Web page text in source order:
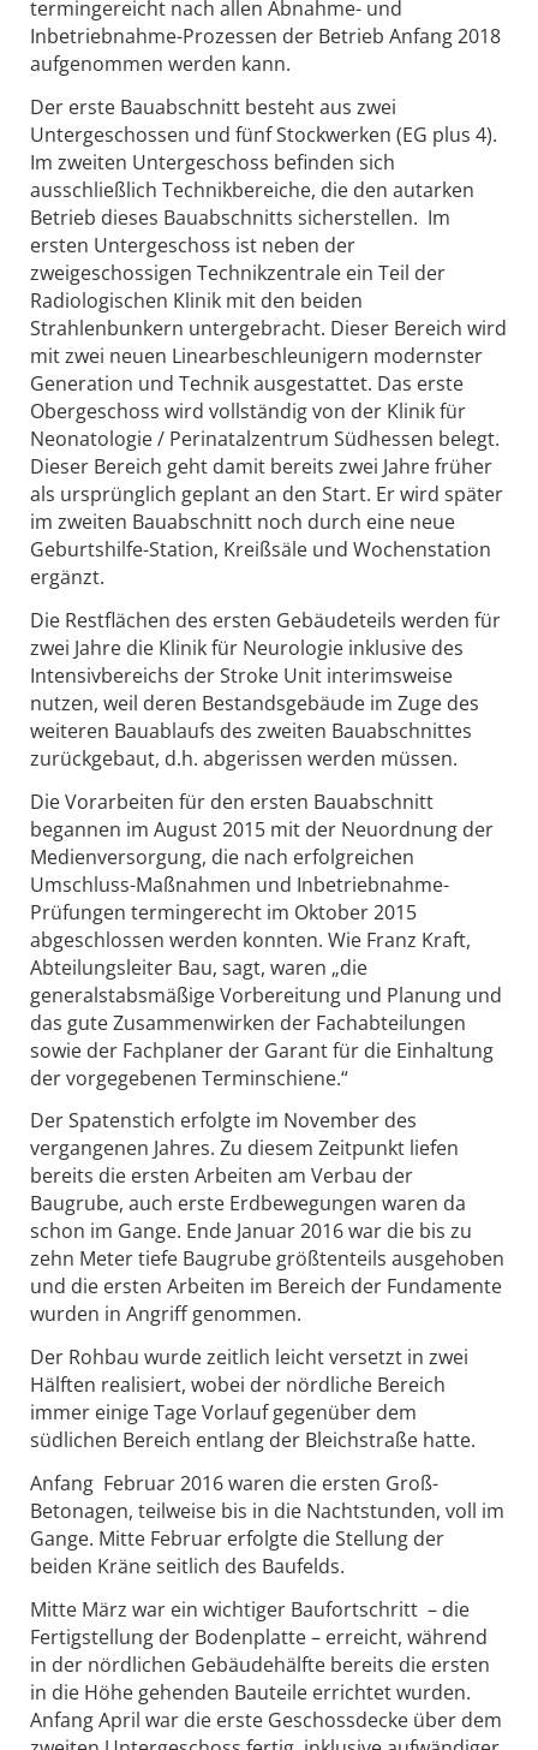
termingereicht nach allen Abnahme- und
Inbetriebnahme-Prozessen der Betrieb Anfang 2018
aufgenommen werden kann.
Der erste Bauabschnitt besteht aus zwei
Untergeschossen und fünf Stockwerken (EG plus 4).
Im zweiten Untergeschoss befinden sich
ausschließlich Technikbereiche, die den autarken
Betrieb dieses Bauabschnitts sicherstellen. Im
ersten Untergeschoss ist neben der
zweigeschossigen Technikzentrale ein Teil der
Radiologischen Klinik mit den beiden
Strahlenbunkern untergebracht. Dieser Bereich wird
mit zwei neuen Linearbeschleunigern modernster
Generation und Technik ausgestattet. Das erste
Obergeschoss wird vollständig von der Klinik für
Neonatologie / Perinatalzentrum Südhessen belegt.
Dieser Bereich geht damit bereits zwei Jahre früher
als ursprünglich geplant an den Start. Er wird später
im zweiten Bauabschnitt noch durch eine neue
Geburtshilfe-Station, Kreißsäle und Wochenstation
ergänzt.
Die Restflächen des ersten Gebäudeteils werden für
zwei Jahre die Klinik für Neurologie inklusive des
Intensivbereichs der Stroke Unit interimsweise
nutzen, weil deren Bestandsgebäude im Zuge des
weiteren Bauablaufs des zweiten Bauabschnittes
zurückgebaut, d.h. abgerissen werden müssen.
Die Vorarbeiten für den ersten Bauabschnitt
begannen im August 2015 mit der Neuordnung der
Medienversorgung, die nach erfolgreichen
Umschluss-Maßnahmen und Inbetriebnahme-
Prüfungen termingerecht im Oktober 2015
abgeschlossen werden konnten. Wie Franz Kraft,
Abteilungsleiter Bau, sagt, waren „die
generalstabsmäßige Vorbereitung und Planung und
das gute Zusammenwirken der Fachabteilungen
sowie der Fachplaner der Garant für die Einhaltung
der vorgegebenen Terminschiene.“
Der Spatenstich erfolgte im November des
vergangenen Jahres. Zu diesem Zeitpunkt liefen
bereits die ersten Arbeiten am Verbau der
Baugrube, auch erste Erdbewegungen waren da
schon im Gange. Ende Januar 2016 war die bis zu
zehn Meter tiefe Baugrube größtenteils ausgehoben
und die ersten Arbeiten im Bereich der Fundamente
wurden in Angriff genommen.
Der Rohbau wurde zeitlich leicht versetzt in zwei
Hälften realisiert, wobei der nördliche Bereich
immer einige Tage Vorlauf gegenüber dem
südlichen Bereich entlang der Bleichstraße hatte.
Anfang Februar 2016 waren die ersten Groß-
Betonagen, teilweise bis in die Nachtstunden, voll im
Gange. Mitte Februar erfolgte die Stellung der
beiden Kräne seitlich des Baufelds.
Mitte März war ein wichtiger Baufortschritt – die
Fertigstellung der Bodenplatte – erreicht, während
in der nördlichen Gebäudehälfte bereits die ersten
in die Höhe gehenden Bauteile errichtet wurden.
Anfang April war die erste Geschossdecke über dem